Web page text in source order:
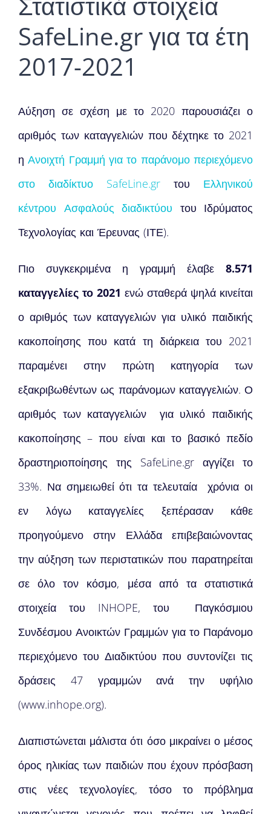
SafeLine.gr για τα έτη
2017-2021
Αύξηση σε σχέση με το 2020 παρουσιάζει ο
αριθμός των καταγγελιών που δέχτηκε το 2021
ηΑνοιχτή Γραμμή για το παράνομο περιεχόμενο
στο διαδίκτυο SafeLine.gr του Ελληνικού
κέντρου Ασφαλούς διαδικτύου του Ιδρύματος
Τεχνολογίας και Έρευνας (ΙΤΕ).
Πιο συγκεκριμένα η γραμμή έλαβε 8.571
καταγγελίες το 2021 ενώ σταθερά ψηλά κινείται
ο αριθμός των καταγγελιών για υλικό παιδικής
κακοποίησης που κατά τη διάρκεια του 2021
παραμένει στην πρώτη κατηγορία των
εξακριβωθέντων ως παράνομων καταγγελιών. Ο
αριθμός των καταγγελιών για υλικό παιδικής
κακοποίησης – που είναι και το βασικό πεδίο
δραστηριοποίησης της SafeLine.gr αγγίζει το
33%. Να σημειωθεί ότι τα τελευταία χρόνια οι
εν λόγω καταγγελίες ξεπέρασαν κάθε
προηγούμενο στην Ελλάδα επιβεβαιώνοντας
την αύξηση των περιστατικών που παρατηρείται
σε όλο τον κόσμο, μέσα από τα στατιστικά
στοιχεία του INHOPE, του Παγκόσμιου
Συνδέσμου Ανοικτών Γραμμών για το Παράνομο
περιεχόμενο του Διαδικτύου που συντονίζει τις
δράσεις 47 γραμμών ανά την υφήλιο
(www.inhope.org).
Διαπιστώνεται μάλιστα ότι όσο μικραίνει ο μέσος
όρος ηλικίας των παιδιών που έχουν πρόσβαση
στις νέες τεχνολογίες, τόσο το πρόβλημα